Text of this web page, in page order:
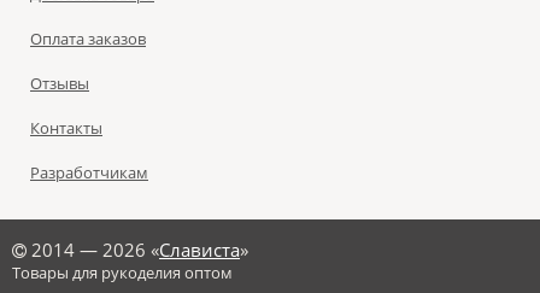
Оплата заказов
Отзывы
Контакты
Разработчикам
©2014 — 2026 «Слависта»
Товары для рукоделия оптом